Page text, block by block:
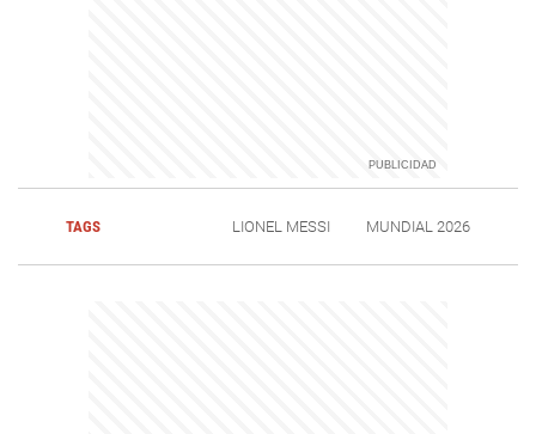
TAGS LIONEL MESSI MUNDIAL 2026